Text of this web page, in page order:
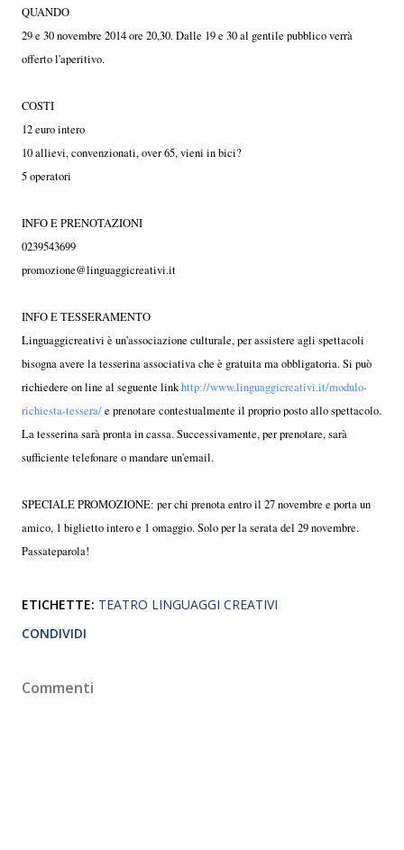
QUANDO
29 e 30 novembre 2014 ore 20,30. Dalle 19 e 30 al gentile pubblico verrà
offerto l'aperitivo.
COSTI
12 euro intero
10 allievi, convenzionati, over 65, vieni in bici?
5 operatori
INFO E PRENOTAZIONI
0239543699
promozione@linguaggicreativi.it
INFO E TESSERAMENTO
Linguaggicreativi è un'associazione culturale, per assistere agli spettacoli
bisogna avere la tesserina associativa che è gratuita ma obbligatoria. Si può
richiedere on line al seguente linkhttp://www.linguaggicreativi.it/modulo-
richiesta-tessera/e prenotare contestualmente il proprio posto allo spettacolo.
La tesserina sarà pronta in cassa. Successivamente, per prenotare, sarà
sufficiente telefonare o mandare un'email.
SPECIALE PROMOZIONE: per chi prenota entro il 27 novembre e porta un
amico, 1 biglietto intero e 1 omaggio. Solo per la serata del 29 novembre.
Passateparola!
ETICHETTE: TEATRO LINGUAGGI CREATIVI
CONDIVIDI
Commenti